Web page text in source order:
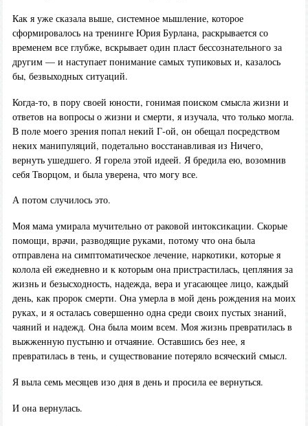
Как я уже сказала выше, системное мышление, которое
сформировалось на тренинге Юрия Бурлана, раскрывается со
временем все глубже, вскрывает один пласт бессознательного за
другим — и наступает понимание самых тупиковых и, казалось
бы, безвыходных ситуаций.
Когда-то, в пору своей юности, гонимая поиском смысла жизни и
ответов на вопросы о жизни и смерти, я изучала, что только могла.
В поле моего зрения попал некий Г-ой, он обещал посредством
неких манипуляций, подетально восстанавливая из Ничего,
вернуть ушедшего. Я горела этой идеей. Я бредила ею, возомнив
себя Творцом, и была уверена, что могу все.
А потом случилось это.
Моя мама умирала мучительно от раковой интоксикации. Скорые
помощи, врачи, разводящие руками, потому что она была
отправлена на симптоматическое лечение, наркотики, которые я
колола ей ежедневно и к которым она пристрастилась, цепляния за
жизнь и безысходность, надежда, вера и угасающее лицо, каждый
день, как пророк смерти. Она умерла в мой день рождения на моих
руках, и я осталась совершенно одна среди своих пустых знаний,
чаяний и надежд. Она была моим всем. Моя жизнь превратилась в
выжженную пустыню и отчаяние. Оставшись без нее, я
превратилась в тень, и существование потеряло всяческий смысл.
Я выла семь месяцев изо дня в день и просила ее вернуться.
И она вернулась.